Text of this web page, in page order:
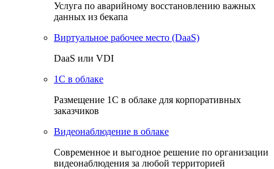
Услуга по аварийному восстановлению важных
данных из бекапа
Виртуальное рабочее место (DaaS)
DaaS или VDI
1C в облаке
Размещение 1С в облаке для корпоративных
заказчиков
Видеонаблюдение в облаке
Cовременное и выгодное решение по организации
видеонаблюдения за любой территорией